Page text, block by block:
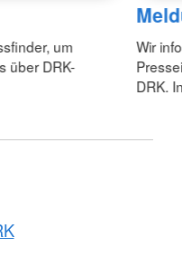
um
über DRK-
Wir
DRK.